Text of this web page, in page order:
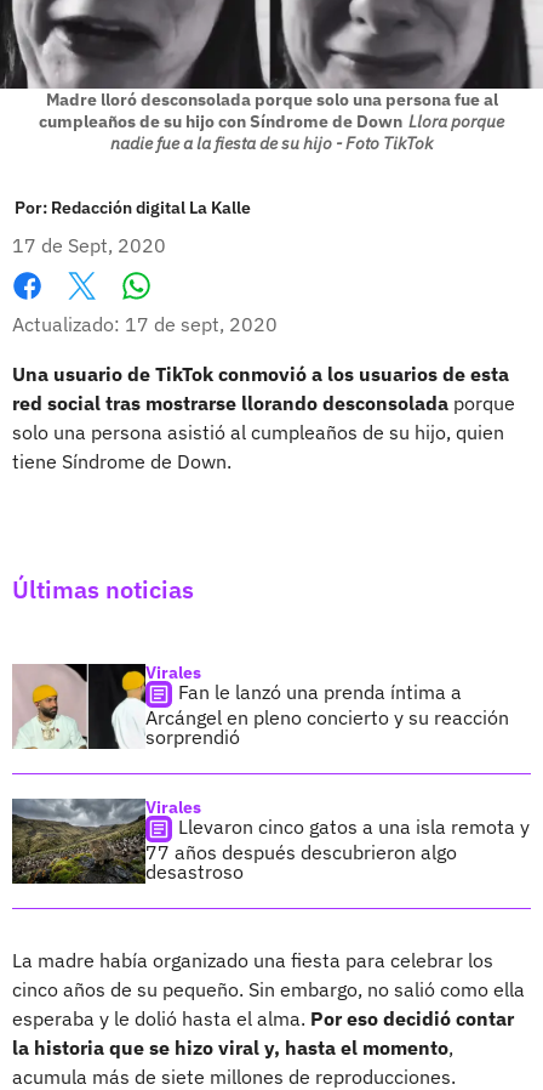
Madre lloró desconsolada porque solo una persona fue al
cumpleaños de su hijo con Síndrome de Down Llora porque
nadie fue a la fiesta de su hijo - Foto TikTok
Por: Redacción digital La Kalle
17 de Sept, 2020
Facebook
X
Actualizado: 17 de sept, 2020
Una usuario de TikTok conmovió a los usuarios de esta
red social tras mostrarse llorando desconsolada porque
solo una persona asistió al cumpleaños de su hijo, quien
tiene Síndrome de Down.
Últimas noticias
Virales
Fan le lanzó una prenda íntima a
Arcángel en pleno concierto y su reacción
sorprendió
Virales
Llevaron cinco gatos a una isla remota y
77 años después descubrieron algo
desastroso
La madre había organizado una fiesta para celebrar los
cinco años de su pequeño. Sin embargo, no salió como ella
esperaba y le dolió hasta el alma. Por eso decidió contar
la historia que se hizo viral y, hasta el momento,
acumula más de siete millones de reproducciones.